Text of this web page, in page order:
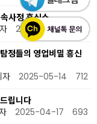
사정 흥신소
2025-05-14 772
정들의 영업비밀 흥신
자
2025-05-14 712
립니다
2025-04-17 693